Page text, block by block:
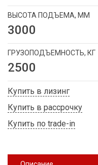
ВЫСОТА ПОДЪЕМА, ММ
3000
ГРУЗОПОДЪЕМНОСТЬ, КГ
2500
Купить в лизинг
Купить в рассрочку
Купить по trade-in